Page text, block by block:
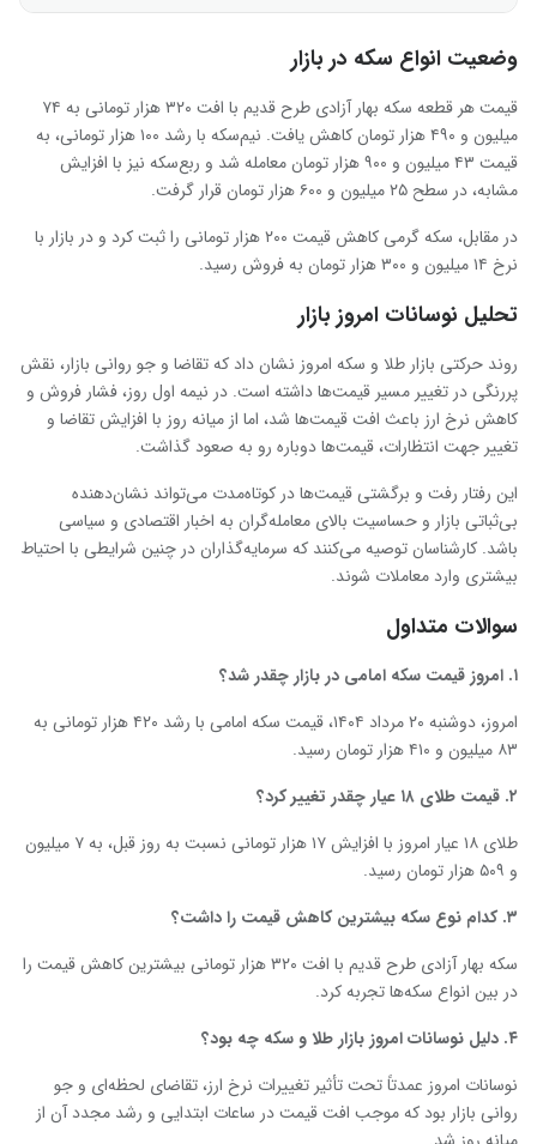
وضعیت انواع سکه در بازار
قیمت هر قطعه سکه بهار آزادی طرح قدیم با افت ۳۲۰ هزار تومانی به ۷۴
میلیون و ۴۹۰ هزار تومان کاهش یافت. نیم‌سکه با رشد ۱۰۰ هزار تومانی، به
قیمت ۴۳ میلیون و ۹۰۰ هزار تومان معامله شد و ربع‌سکه نیز با افزایش
مشابه، در سطح ۲۵ میلیون و ۶۰۰ هزار تومان قرار گرفت.
در مقابل، سکه گرمی کاهش قیمت ۲۰۰ هزار تومانی را ثبت کرد و در بازار با
نرخ ۱۴ میلیون و ۳۰۰ هزار تومان به فروش رسید.
تحلیل نوسانات امروز بازار
روند حرکتی بازار طلا و سکه امروز نشان داد که تقاضا و جو روانی بازار، نقش
پررنگی در تغییر مسیر قیمت‌ها داشته است. در نیمه اول روز، فشار فروش و
کاهش نرخ ارز باعث افت قیمت‌ها شد، اما از میانه روز با افزایش تقاضا و
تغییر جهت انتظارات، قیمت‌ها دوباره رو به صعود گذاشت.
این رفتار رفت و برگشتی قیمت‌ها در کوتاه‌مدت می‌تواند نشان‌دهنده
بی‌ثباتی بازار و حساسیت بالای معامله‌گران به اخبار اقتصادی و سیاسی
باشد. کارشناسان توصیه می‌کنند که سرمایه‌گذاران در چنین شرایطی با احتیاط
بیشتری وارد معاملات شوند.
سوالات متداول
۱. امروز قیمت سکه امامی در بازار چقدر شد؟
امروز، دوشنبه ۲۰ مرداد ۱۴۰۴، قیمت سکه امامی با رشد ۴۲۰ هزار تومانی به
۸۳ میلیون و ۴۱۰ هزار تومان رسید.
۲. قیمت طلای ۱۸ عیار چقدر تغییر کرد؟
طلای ۱۸ عیار امروز با افزایش ۱۷ هزار تومانی نسبت به روز قبل، به ۷ میلیون
و ۵۰۹ هزار تومان رسید.
۳. کدام نوع سکه بیشترین کاهش قیمت را داشت؟
سکه بهار آزادی طرح قدیم با افت ۳۲۰ هزار تومانی بیشترین کاهش قیمت را
در بین انواع سکه‌ها تجربه کرد.
۴. دلیل نوسانات امروز بازار طلا و سکه چه بود؟
نوسانات امروز عمدتاً تحت تأثیر تغییرات نرخ ارز، تقاضای لحظه‌ای و جو
روانی بازار بود که موجب افت قیمت در ساعات ابتدایی و رشد مجدد آن از